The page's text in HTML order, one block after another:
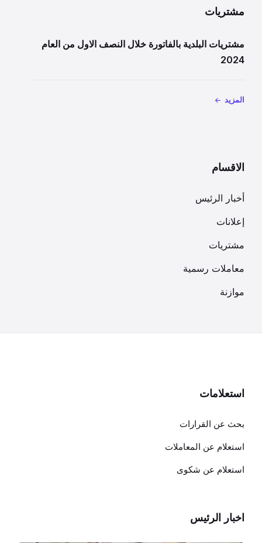
مشتريات
مشتريات البلدية بالفاتورة خلال النصف الاول من العام
2024
المزيد
الاقسام
أخبار الرئيس
إعلانات
مشتريات
معاملات رسمية
موازنة
استعلامات
بحث عن القرارات
استعلام عن المعاملات
استعلام عن شكوى
اخبار الرئيس